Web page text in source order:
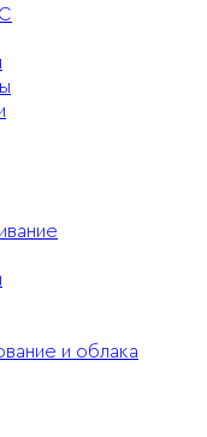
и облака